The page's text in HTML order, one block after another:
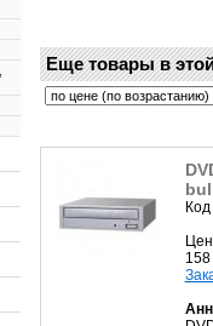
Еще товары в